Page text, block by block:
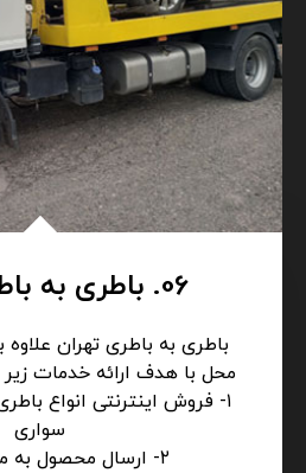
06. باطری به باطری تهران
باطری به باطری تهران
محل با هدف ارائه خدمات
۱- فروش اینترنتی انواع
سواری
۲- ارسال محصول به محل مشتری